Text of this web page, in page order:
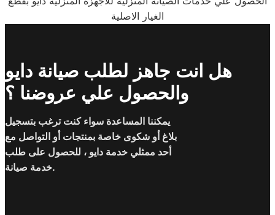
الغيار الاصلية
هل انت جاهز لطلب صيانة دايو
والحصول علي عروضنا ؟
يمكننا المساعدة سواء كنت ترغب بتسجيل
بلاغ أو شكوى خاصة بمنتجات أو التواصل مع
أحد ممثلي خدمة دايو ، للحصول على طلب
خدمة صيانة.